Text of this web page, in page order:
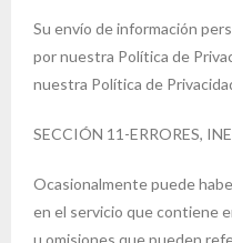
Su envío de información
por nuestra Política de
nuestra Política de
SECCIÓN 11-ERRORES,
Ocasionalmente puede
en el servicio que contiene
u omisiones que pueden